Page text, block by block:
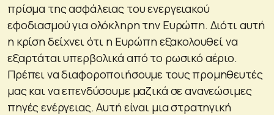
πρίσμα της ασφάλειας του ενεργειακού
εφοδιασμού για ολόκληρη την Ευρώπη. Διότι αυτή
η κρίση δείχνει ότι η Ευρώπη εξακολουθεί να
εξαρτάται υπερβολικά από το ρωσικό αέριο.
Πρέπει να διαφοροποιήσουμε τους προμηθευτές
μας και να επενδύσουμε μαζικά σε ανανεώσιμες
πηγές ενέργειας. Αυτή είναι μια στρατηγική